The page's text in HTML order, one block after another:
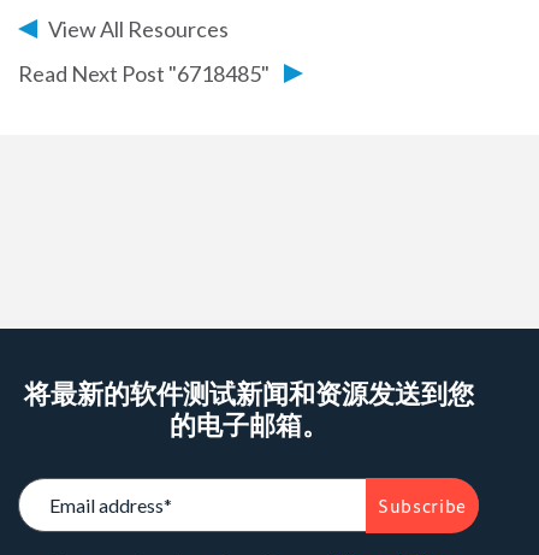
View All Resources
Read Next Post "6718485"
将最新的软件测试新闻和资源发送到您
的电子邮箱。